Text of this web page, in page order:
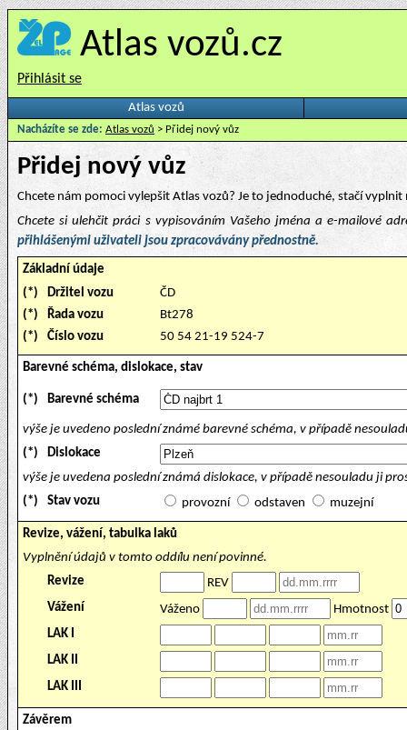
Atlas vozů.cz
Přihlásit se
Atlas vozů
Nacházíte se zde: Atlas vozů > Přidej nový vůz
Přidej nový vůz
Chcete nám pomoci vylepšit Atlas vozů? Je to jednoduché, stačí
Chcete si ulehčit práci s vypisováním Vašeho jména a e-mailové
přihlášenými uživateli jsou zpracovávány přednostně.
Základní údaje
(*)
Držitel vozu
ČD
(*)
Řada vozu
Bt278
(*)
Číslo vozu 50 54 21-19 524-7
Barevné schéma, dislokace, stav
(*) Barevné schéma
výše je uvedeno poslední známé barevné schéma, v případě
(*)
Dislokace
výše je uvedena poslední známá dislokace, v případě nesouladu ji
(*)
Stav vozu provozní odstaven muzejní
Revize, vážení, tabulka laků
Vyplnění údajů v tomto oddílu není povinné.
Revize
REV
Vážení
Váženo
Hmotnost
LAK I
LAK II
LAK III
Závěrem